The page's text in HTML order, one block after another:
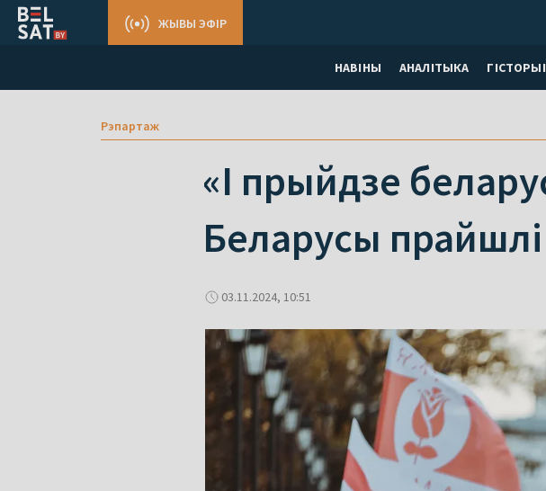
НАВІНЫ АНАЛІТЫКА ГІСТОРЫІ
ЖЫВЫ ЭФІР
Рэпартаж
«І прыйдзе
Беларусы
03.11.2024, 10:51